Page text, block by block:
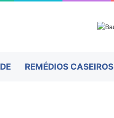
REMÉDIOS CASEIROS